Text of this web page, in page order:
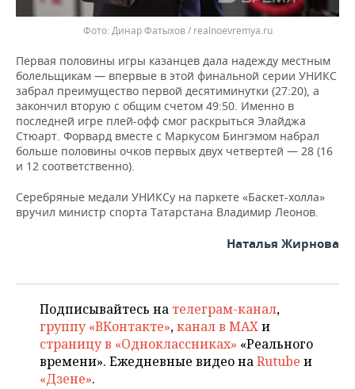
Динар Фатыхов / realnoevremya.ru
Первая половины игры казанцев дала надежду местным
болельщикам — впервые в этой финальной серии УНИКС
забрал преимущество первой десятиминутки (27:20), а
закончил вторую с общим счетом 49:50. Именно в
последней игре плей-офф смог раскрыться Элайджа
Стюарт. Форвард вместе с Маркусом Бингэмом набрал
больше половины очков первых двух четвертей — 28 (16
и 12 соответственно).
Серебряные медали УНИКСу на паркете «Баскет-холла»
вручил министр спорта Татарстана Владимир Леонов.
Наталья Жирнова
Подписывайтесь на телеграм-канал,
группу «ВКонтакте»,канал в MAXи
страницу в «Одноклассниках» «Реального
времени». Ежедневные видео наRutube и
«Дзене».